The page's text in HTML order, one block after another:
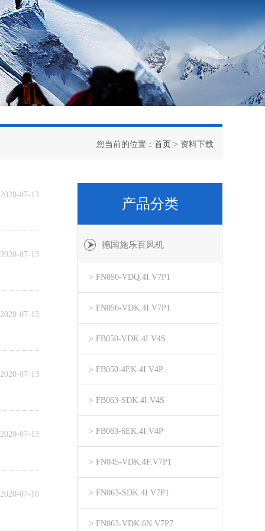
您当前的位置： 首页 > 资料下载
2020-07-13
2020-07-13
2020-07-13
2020-07-13
2020-07-13
2020-07-10
产品分类
德国施乐百风机
> FN050-VDQ.4I.V7P1
> FN050-VDK.4I.V7P1
> FB050-VDK.4I.V4S
> FB050-4EK.4I.V4P
> FB063-SDK.4I.V4S
> FB063-6EK.4I.V4P
> FN045-VDK.4F.V7P1
> FN063-SDK.4I.V7P1
> FN063-VDK.6N.V7P7